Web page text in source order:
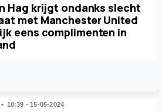
Hag krijgt ondanks slecht
met Manchester United
eens complimenten in
10:39 - 15-05-2024